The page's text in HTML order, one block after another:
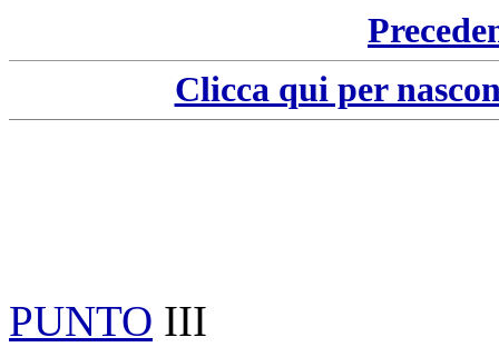
Clicca qui per
PUNTO III